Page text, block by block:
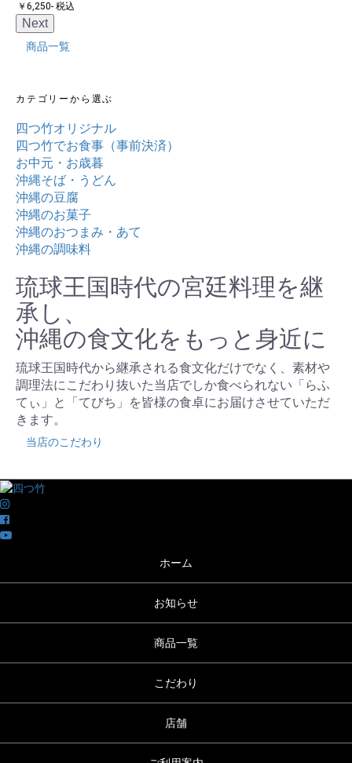
￥6,250- 税込
Next
商品一覧
カテゴリーから選ぶ
四つ竹オリジナル
四つ竹でお食事（事前決済）
お中元・お歳暮
沖縄そば・うどん
沖縄の豆腐
沖縄のお菓子
沖縄のおつまみ・あて
沖縄の調味料
琉球王国時代の宮廷料理を継
承し、
沖縄の食文化をもっと身近に
琉球王国時代から継承される食文化だけでなく、素材や
調理法にこだわり抜いた当店でしか食べられない「らふ
てぃ」と「てびち」を皆様の食卓にお届けさせていただ
きます。
当店のこだわり
ホーム
お知らせ
商品一覧
こだわり
店舗